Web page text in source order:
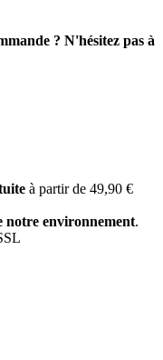
? N'hésitez pas à
à partir de 49,90 €
notre environnement.